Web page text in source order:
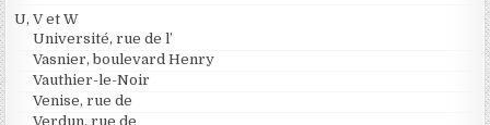
U, V et W
Université, rue de l’
Vasnier, boulevard Henry
Vauthier-le-Noir
Venise, rue de
Verdun, rue de